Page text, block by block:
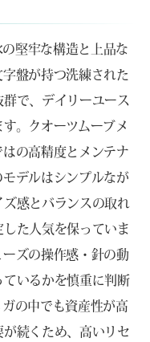
堅牢な構造と上品な
盤が持つ洗練された
で、デイリーユース
。クオーツムーブメ
の高精度とメンテナ
デルはシンプルなが
感とバランスの取れ
た人気を保っていま
ズの操作感・針の動
いるかを慎重に判断
の中でも資産性が高
続くため、高いリセ